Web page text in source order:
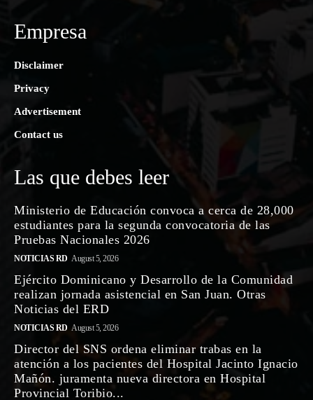
Empresa
Disclaimer
Privacy
Advertisement
Contact us
Las que debes leer
Ministerio de Educación convoca a cerca de 28,000
estudiantes para la segunda convocatoria de las
Pruebas Nacionales 2026
NOTICIAS RD August 5, 2026
Ejército Dominicano y Desarrollo de la Comunidad
realizan jornada asistencial en San Juan. Otras
Noticias del ERD
NOTICIAS RD August 5, 2026
Director del SNS ordena eliminar trabas en la
atención a los pacientes del Hospital Jacinto Ignacio
Mañón. juramenta nueva directora en Hospital
Provincial Toribio...